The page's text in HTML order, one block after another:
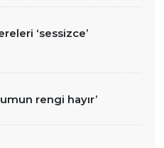
‘sessizce’
rengi hayır’